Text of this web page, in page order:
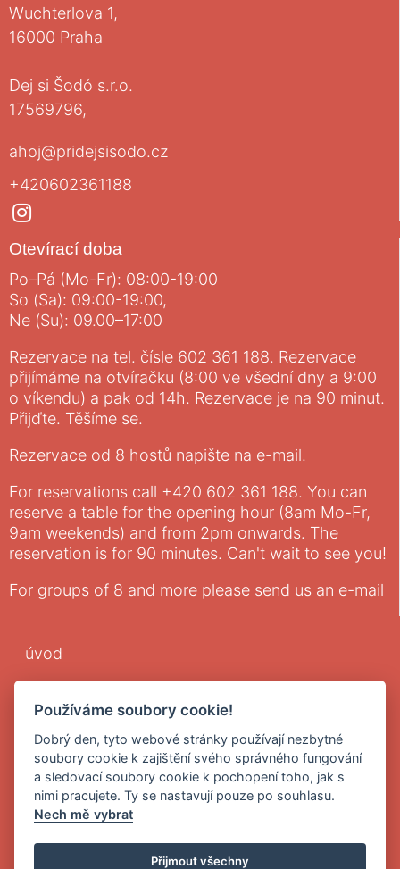
Wuchterlova 1,
16000 Praha
Dej si Šodó s.r.o.
17569796,
ahoj@pridejsisodo.cz
+420602361188
Otevírací doba
Po–Pá (Mo-Fr): 08:00-19:00
So (Sa): 09:00-19:00,
Ne (Su): 09.00–17:00
Rezervace na tel. čísle 602 361 188. Rezervace
přijímáme na otvíračku (8:00 ve všední dny a 9:00
o víkendu) a pak od 14h. Rezervace je na 90 minut.
Přijďte. Těšíme se.
Rezervace od 8 hostů napište na e-mail.
For reservations call +420 602 361 188. You can
reserve a table for the opening hour (8am Mo-Fr,
9am weekends) and from 2pm onwards. The
reservation is for 90 minutes. Can't wait to see you!
For groups of 8 and more please send us an e-mail
úvod
menu
Obchodní podmínky
Zásady zpracování osobních údajů
Elektronická evidence tržeb
Používáme soubory cookie!
Dobrý den, tyto webové stránky používají nezbytné
soubory cookie k zajištění svého správného fungování
a sledovací soubory cookie k pochopení toho, jak s
nimi pracujete. Ty se nastavují pouze po souhlasu.
Nech mě vybrat
Přijmout všechny